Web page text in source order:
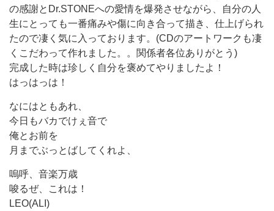
の感謝とDr.STONEへの愛情を爆発させながら、自分の人
生にとっても一番痛みや傷に向き合って描き、仕上げられ
たので凄く気に入っております。(CDのアートワークも凄
くこだわって作れました。。関係者各位ありがとう)
完成した時は珍しく自分を褒めてやりましたよ！
はっはっは！
なにはともあれ、
今日もバカでけぇ音で
俺とお前を
月までぶっとばしてくれよ、
嗚呼、音楽万歳
唆るぜ、これは！
LEO(ALI)